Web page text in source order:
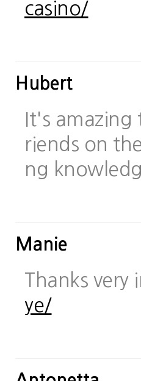
casino/
Hubert
It's
riends on
ng
Manie
Thanks
ye/